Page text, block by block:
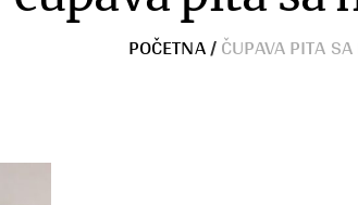
POČETNA/ČUPAVA PITA